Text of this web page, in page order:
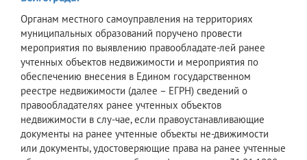
Органам местного самоуправления на территориях
муниципальных образований поручено провести
мероприятия по выявлению правообладате-лей ранее
учтенных объектов недвижимости и мероприятия по
обеспечению внесения в Едином государственном
реестре недвижимости (далее – ЕГРН) сведений о
правообладателях ранее учтенных объектов
недвижимости в слу-чае, если правоустанавливающие
документы на ранее учтенные объекты не-движимости
или документы, удостоверяющие права на ранее учтенные